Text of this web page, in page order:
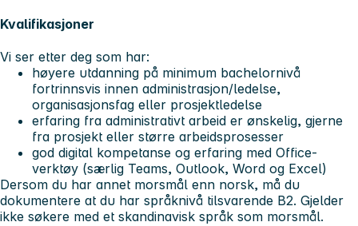
Kvalifikasjoner
Vi ser etter deg som har:
høyere utdanning på minimum bachelornivå
fortrinnsvis innen administrasjon/ledelse,
organisasjonsfag eller prosjektledelse
erfaring fra administrativt arbeid er ønskelig, gjerne
fra prosjekt eller større arbeidsprosesser
god digital kompetanse og erfaring med Office-
verktøy (særlig Teams, Outlook, Word og Excel)
Dersom du har annet morsmål enn norsk, må du
dokumentere at du har språknivå tilsvarende B2. Gjelder
ikke søkere med et skandinavisk språk som morsmål.